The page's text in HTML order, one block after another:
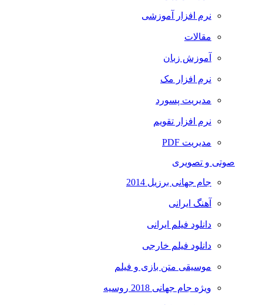
نرم افزار آموزشی
مقالات
آموزش زبان
نرم افزار مک
مدیریت پسورد
نرم افزار تقویم
مدیریت PDF
صوتی و تصویری
جام جهانی برزیل 2014
آهنگ ایرانی
دانلود فیلم ایرانی
دانلود فیلم خارجی
موسیقی متن بازی و فیلم
ویژه جام جهانی 2018 روسیه